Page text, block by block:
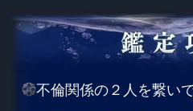
不倫関係の２人を繋い